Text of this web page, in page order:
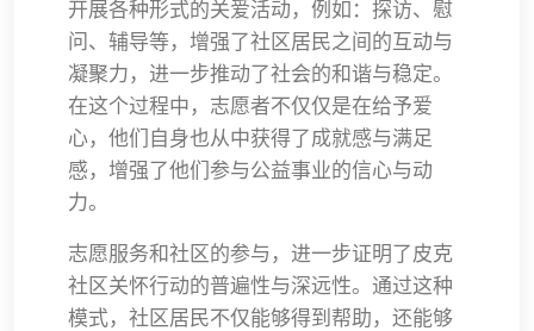
开展各种形式的关爱活动，例如：探访、慰
问、辅导等，增强了社区居民之间的互动与
凝聚力，进一步推动了社会的和谐与稳定。
在这个过程中，志愿者不仅仅是在给予爱
心，他们自身也从中获得了成就感与满足
感，增强了他们参与公益事业的信心与动
力。
志愿服务和社区的参与，进一步证明了皮克
社区关怀行动的普遍性与深远性。通过这种
模式，社区居民不仅能够得到帮助，还能够